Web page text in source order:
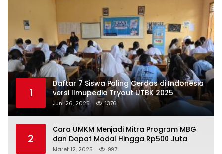
1
Daftar 7 Siswa Paling Cerdas di Indonesia
versi Ilmupedia Tryout UTBK 2025
Juni 26, 2025 1376
2
Cara UMKM Menjadi Mitra Program MBG
dan Dapat Modal Hingga Rp500 Juta
Maret 12, 2025 997